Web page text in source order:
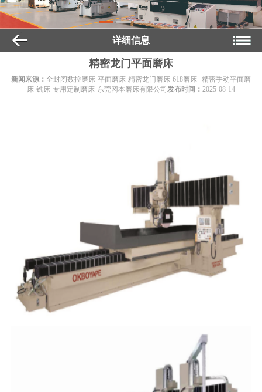
详细信息
精密龙门平面磨床
新闻来源： 全封闭数控磨床-平面磨床-精密龙门磨床-618磨床--精密手动平面磨
床-铣床-专用定制磨床-东莞冈本磨床有限公司 发布时间： 2025-08-14